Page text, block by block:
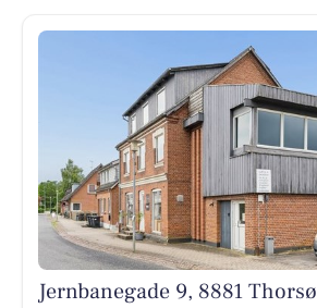
Jernbanegade 9, 8881 Thorsø